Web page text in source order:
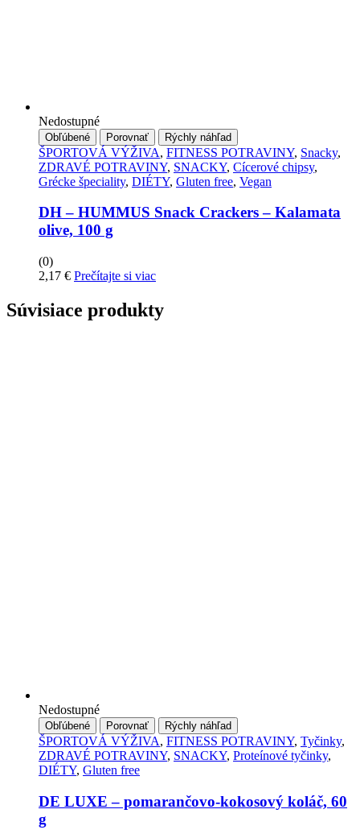
Nedostupné
Obľúbené Porovnať Rýchly náhľad
ŠPORTOVÁ VÝŽIVA, FITNESS POTRAVINY, Snacky,
ZDRAVÉ POTRAVINY, SNACKY, Cícerové chipsy,
Grécke špeciality, DIÉTY, Gluten free, Vegan
DH – HUMMUS Snack Crackers – Kalamata
olive, 100 g
(0)
2,17 € Prečítajte si viac
Súvisiace produkty
Nedostupné
Obľúbené Porovnať Rýchly náhľad
ŠPORTOVÁ VÝŽIVA, FITNESS POTRAVINY, Tyčinky,
ZDRAVÉ POTRAVINY, SNACKY, Proteínové tyčinky,
DIÉTY, Gluten free
DE LUXE – pomarančovo-kokosový koláč, 60
g